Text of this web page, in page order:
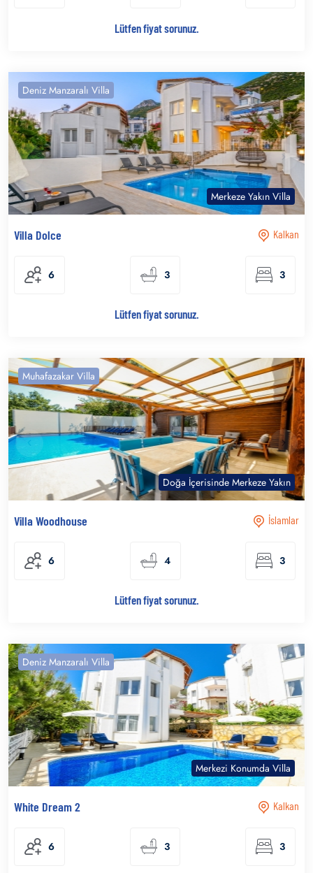
Lütfen fiyat sorunuz.
Deniz Manzaralı Villa
Merkeze Yakın Villa
Kalkan
Villa Dolce
6 3 3
Lütfen fiyat sorunuz.
Muhafazakar Villa
Doğa İçerisinde Merkeze Yakın
İslamlar
Villa Woodhouse
6 4 3
Lütfen fiyat sorunuz.
Deniz Manzaralı Villa
Merkezi Konumda Villa
Kalkan
White Dream 2
6 3 3